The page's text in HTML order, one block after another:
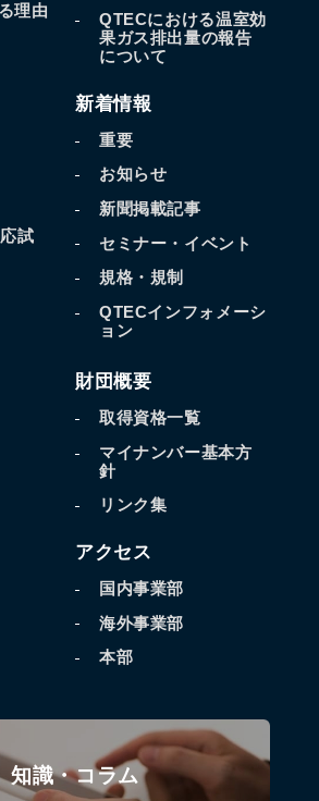
理由
試
QTECにおける温室効
果ガス排出量の報告
について
新着情報
重要
お知らせ
新聞掲載記事
セミナー・イベント
規格・規制
QTECインフォメーシ
ョン
財団概要
取得資格一覧
マイナンバー基本方
針
リンク集
アクセス
国内事業部
海外事業部
本部
知識・コラム